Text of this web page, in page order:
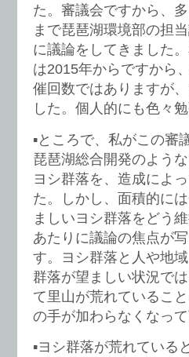
た。審議会ですから、
まで琵琶湖環境部の担
に議論をしてきました
は2015年からですから
催回数ではありますが
した。個人的にも色々
▪️ところで、私がこの審
琵琶湖総合開発のよう
ヨシ群落を、造成によ
た。しかし、面積的に
ましいヨシ群落をどう
あたりに議論の焦点が
す。ヨシ群落と人や地
群落が望ましい状況で
て里山が荒れているこ
の手が加わらなくなっ
▪️ヨシ群落が荒れている